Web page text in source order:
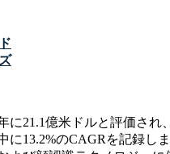
に21.1億米ドルと評価され
に13.2%のCAGRを記録